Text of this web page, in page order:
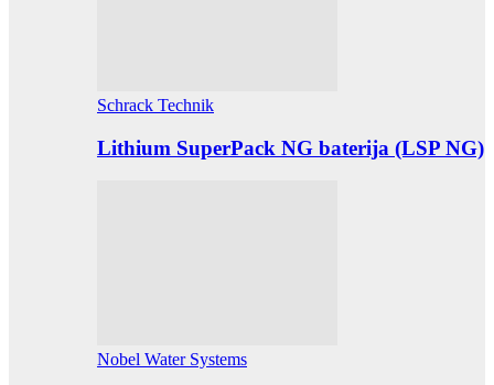
Schrack Technik
Lithium SuperPack NG baterija (LSP NG)
Nobel Water Systems